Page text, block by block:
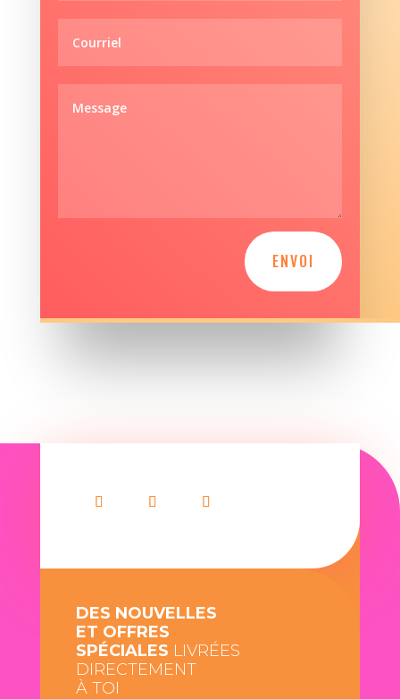
ENVOI
DES NOUVELLES
ET OFFRES
SPÉCIALES LIVRÉES
DIRECTEMENT
À TOI